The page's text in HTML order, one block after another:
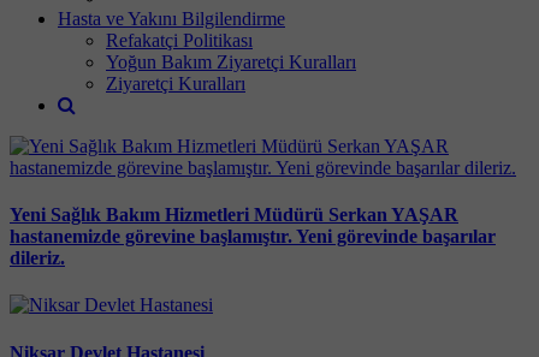
Hasta ve Yakını Bilgilendirme
Refakatçi Politikası
Yoğun Bakım Ziyaretçi Kuralları
Ziyaretçi Kuralları
Yeni Sağlık Bakım Hizmetleri Müdürü Serkan YAŞAR
hastanemizde görevine başlamıştır. Yeni görevinde başarılar
dileriz.
Niksar Devlet Hastanesi